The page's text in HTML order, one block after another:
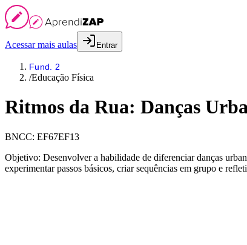
Acessar mais aulas Entrar
Fund. 2
/Educação Física
Ritmos da Rua: Danças
BNCC: EF67EF13
Objetivo: Desenvolver a habilidade de diferenciar danças
experimentar passos básicos, criar sequências em grupo e